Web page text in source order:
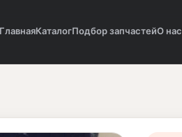
ГлавнаяКаталогПодбор запчастейО нас